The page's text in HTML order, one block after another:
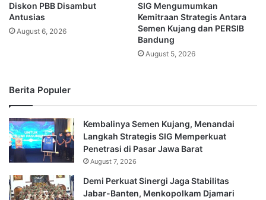
Diskon PBB Disambut
Antusias
August 6, 2026
SIG Mengumumkan
Kemitraan Strategis Antara
Semen Kujang dan PERSIB
Bandung
August 5, 2026
Berita Populer
Kembalinya Semen Kujang, Menandai
Langkah Strategis SIG Memperkuat
Penetrasi di Pasar Jawa Barat
August 7, 2026
Demi Perkuat Sinergi Jaga Stabilitas
Jabar-Banten, Menkopolkam Djamari